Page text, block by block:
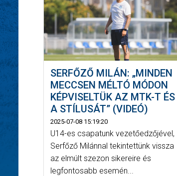
SERFŐZŐ MILÁN: „MINDEN
MECCSEN MÉLTÓ MÓDON
KÉPVISELTÜK AZ MTK-T ÉS
A STÍLUSÁT” (VIDEÓ)
2025-07-08 15:19:20
U14-es csapatunk vezetőedzőjével,
Serfőző Milánnal tekintettünk vissza
az elmúlt szezon sikereire és
legfontosabb esemén...